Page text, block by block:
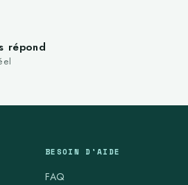
répond
BESOIN D'AIDE
FAQ